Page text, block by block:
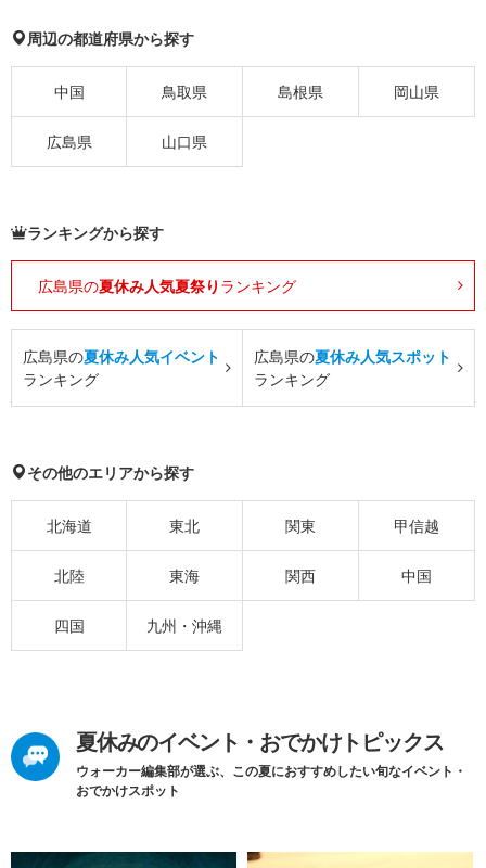
周辺の都道府県から探す
中国 鳥取県 島根県 岡山県
広島県 山口県
ランキングから探す
広島県の夏休み人気夏祭り ランキング
広島県の夏休み人気イベント
ランキング
広島県の夏休み人気スポット
ランキング
その他のエリアから探す
北海道 東北 関東 甲信越
北陸 東海 関西 中国
四国 九州・沖縄
夏休みのイベント・おでかけトピックス
ウォーカー編集部が選ぶ、この夏におすすめしたい旬なイベント・
おでかけスポット